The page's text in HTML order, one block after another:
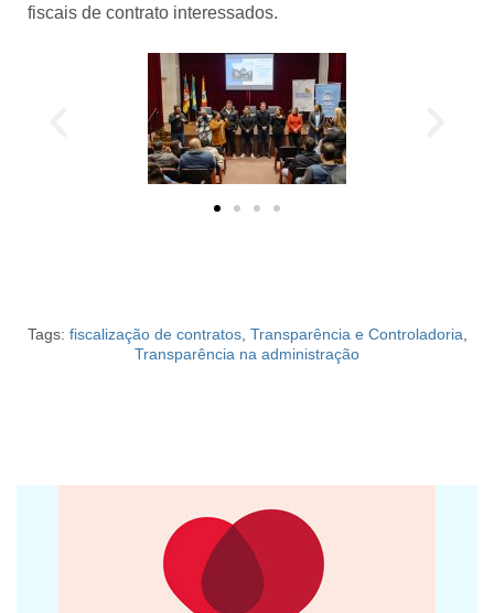
fiscais de contrato interessados.
Tags: fiscalização de contratos, Transparência e Controladoria
Transparência na administração